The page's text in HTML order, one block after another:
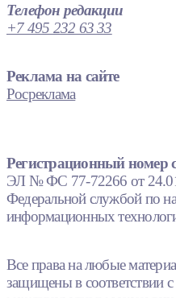
Телефон редакции
+7 495 232 63 33
Реклама на сайте
Росреклама
Регистрационный номер
ЭЛ № ФС 77-72266 от
Федеральной службой по
информационных
Все права на любые
защищены в соответствии